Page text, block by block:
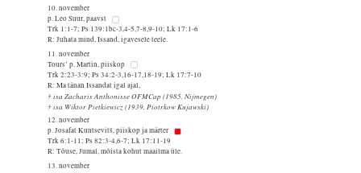
10. november
p. Leo Suur, paavst
Trk 1:1-7; Ps 139:1bc-3,4-5,7-8,9-10; Lk 17:1-6
R: Juhata mind, Issand, igavesele teele.
11. november
Tours’ p. Martin, piiskop
Trk 2:23-3:9; Ps 34:2-3,16-17,18-19; Lk 17:7-10
R: Ma tänan Issandat igal ajal,
† isa Zacharis Anthonisse OFMCap (1985, Nijmegen)
† isa Wiktor Pietkiewicz (1939, Piotrkow Kujawski)
12. november
p. Josafat Kuntsevitš, piiskop ja märter
Trk 6:1-11; Ps 82:3-4,6-7; Lk 17:11-19
R: Tõuse, Jumal, mõista kohut maailma üle.
13. november